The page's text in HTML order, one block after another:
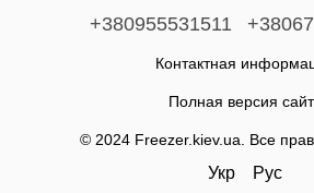
+380955531511
Контактная
Полная версия
© 2024 Freezer.kiev.ua. Все
Укр Рус